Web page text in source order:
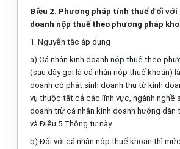
Điều 2. Phương pháp tính thuế đối với
doanh nộp thuế theo phương pháp
1. Nguyên tắc áp dụng
a) Cá nhân kinh doanh nộp thuế theo
(sau đây gọi là cá nhân nộp thuế khoán)
doanh có phát sinh doanh thu từ kinh
vụ thuộc tất cả các lĩnh vực, ngành nghề
doanh trừ cá nhân kinh doanh hướng dẫn
vàĐiều 5 Thông tư này.
b) Đối với cá nhân nộp thuế khoán thì